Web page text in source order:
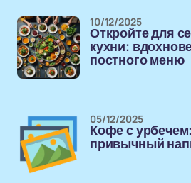
Откройте для
кухни:
постного меню
10/12/2025
Кофе с
привычный
05/12/2025